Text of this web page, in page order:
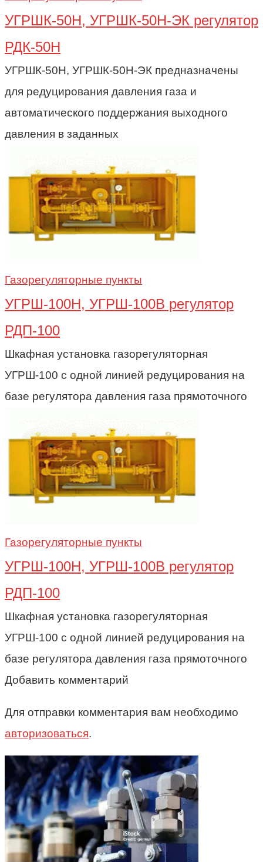
УГРШК-50Н, УГРШК-50Н-ЭК регулятор
РДК-50Н
УГРШК-50Н, УГРШК-50Н-ЭК предназначены
для редуцирования давления газа и
автоматического поддержания выходного
давления в заданных
Газорегуляторные пункты
УГРШ-100Н, УГРШ-100В регулятор
РДП-100
Шкафная установка газорегуляторная
УГРШ-100 с одной линией редуцирования на
базе регулятора давления газа прямоточного
Газорегуляторные пункты
УГРШ-100Н, УГРШ-100В регулятор
РДП-100
Шкафная установка газорегуляторная
УГРШ-100 с одной линией редуцирования на
базе регулятора давления газа прямоточного
Добавить комментарий
Для отправки комментария вам необходимо
авторизоваться.